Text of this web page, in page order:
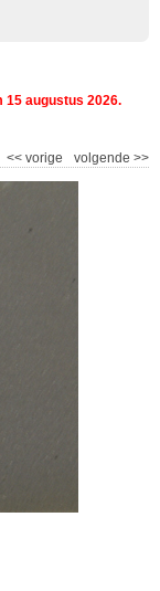
15 augustus 2026.
volgende >>
<< vorige